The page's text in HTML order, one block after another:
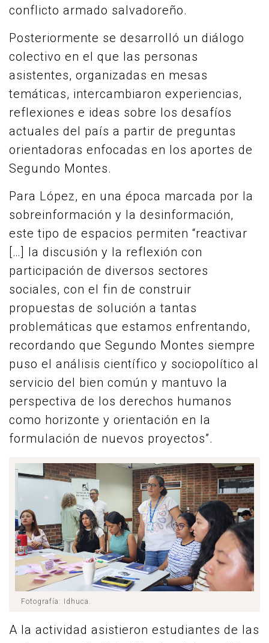
conflicto armado salvadoreño.
Posteriormente se desarrolló un diálogo
colectivo en el que las personas
asistentes, organizadas en mesas
temáticas, intercambiaron experiencias,
reflexiones e ideas sobre los desafíos
actuales del país a partir de preguntas
orientadoras enfocadas en los aportes de
Segundo Montes.
Para López, en una época marcada por la
sobreinformación y la desinformación,
este tipo de espacios permiten “reactivar
[…] la discusión y la reflexión con
participación de diversos sectores
sociales, con el fin de construir
propuestas de solución a tantas
problemáticas que estamos enfrentando,
recordando que Segundo Montes siempre
puso el análisis científico y sociopolítico al
servicio del bien común y mantuvo la
perspectiva de los derechos humanos
como horizonte y orientación en la
formulación de nuevos proyectos”.
Fotografía: Idhuca.
A la actividad asistieron estudiantes de las